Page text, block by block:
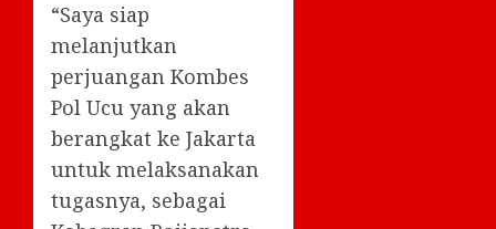
“Saya siap
melanjutkan
perjuangan Kombes
Pol Ucu yang akan
berangkat ke Jakarta
untuk melaksanakan
tugasnya, sebagai